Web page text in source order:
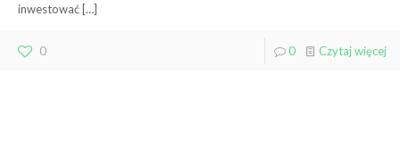
inwestować […]
0 0 Czytaj więcej